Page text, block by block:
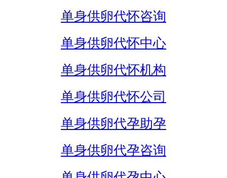
单身供卵代怀咨询
单身供卵代怀中心
单身供卵代怀机构
单身供卵代怀公司
单身供卵代孕助孕
单身供卵代孕咨询